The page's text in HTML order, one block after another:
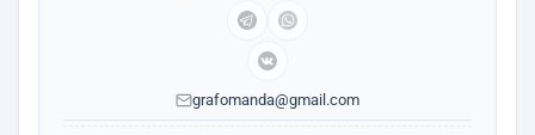
grafomanda@gmail.com